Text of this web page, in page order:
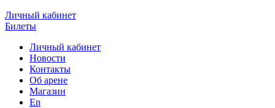
Личный кабинет
Билеты
Личный кабинет
Новости
Контакты
Об арене
Магазин
En